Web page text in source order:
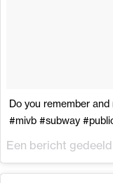
Do you remember
#mivb #subway
Een bericht